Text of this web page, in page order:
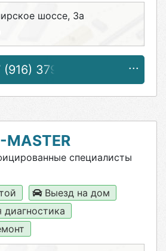
шоссе, 3а
(916) 379-51-13
MASTER
специалисты
Выезд на дом
диагностика